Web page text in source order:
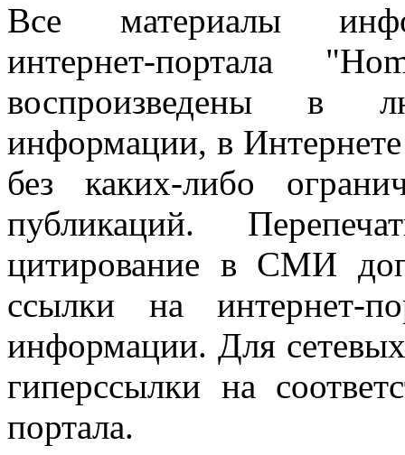
Все материалы
интернет-портала
воспроизведены в
информации, в
без каких-либо
публикаций.
цитирование в СМИ
ссылки на интернет-
информации. Для
гиперссылки на
портала.